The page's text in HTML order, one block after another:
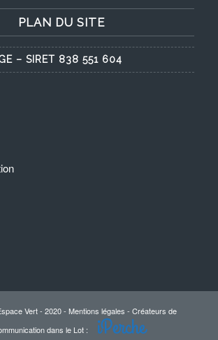
PLAN DU SITE
– SIRET 838 551 604
Vert - 2020 - Mentions légales - Créateurs de
dans le Lot: iPerche